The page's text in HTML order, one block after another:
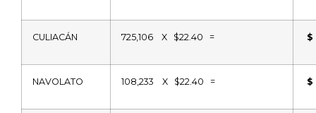
CULIACÁN 725,106 X $22.40 = $
NAVOLATO 108,233 X $22.40 = $